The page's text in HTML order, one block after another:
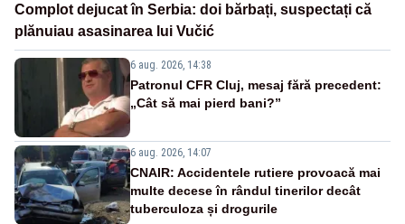
Complot dejucat în Serbia: doi bărbați, suspectați că
plănuiau asasinarea lui Vučić
6 aug. 2026, 14:38
Patronul CFR Cluj, mesaj fără precedent:
„Cât să mai pierd bani?”
6 aug. 2026, 14:07
CNAIR: Accidentele rutiere provoacă mai
multe decese în rândul tinerilor decât
tuberculoza și drogurile